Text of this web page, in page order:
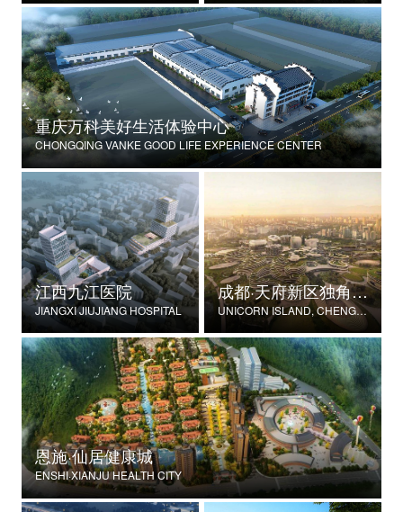
重庆万科美好生活体验中心
CHONGQING VANKE GOOD LIFE EXPERIENCE CENTER
江西九江医院
JIANGXI JIUJIANG HOSPITAL
成都·天府新区独角兽岛
UNICORN ISLAND, CHENGDU TIANFU NEW DISTRICT
恩施·仙居健康城
ENSHI·XIANJU HEALTH CITY